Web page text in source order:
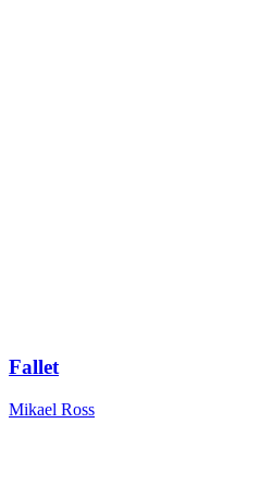
Fallet
Mikael Ross